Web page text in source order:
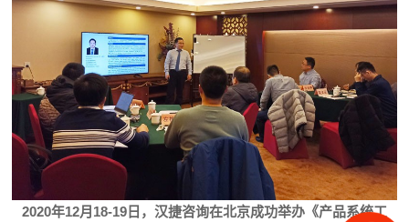
2020年12月18-19日，汉捷咨询在北京成功举办《产品系统工